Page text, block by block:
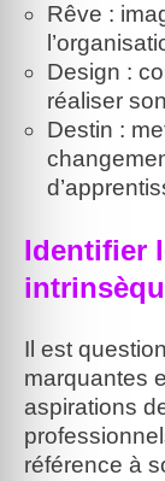
Rêve :
Design :
réaliser
Destin :
Identifier
Il est
marquantes
aspirations
référence à